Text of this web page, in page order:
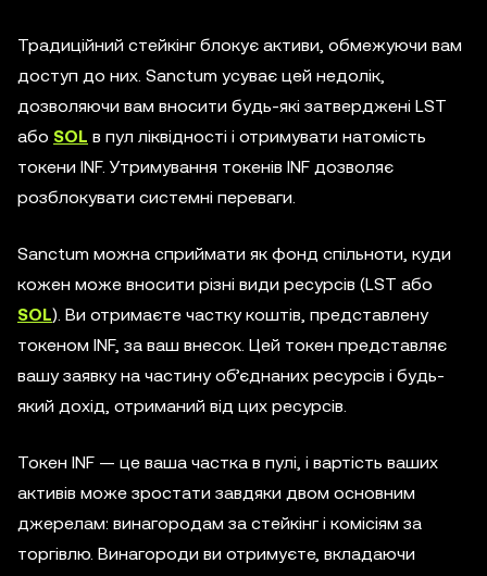
Традиційний стейкінг блокує активи, обмежуючи вам
доступ до них. Sanctum усуває цей недолік,
дозволяючи вам вносити будь-які затверджені LST
або SOL в пул ліквідності і отримувати натомість
токени INF. Утримування токенів INF дозволяє
розблокувати системні переваги.
Sanctum можна сприймати як фонд спільноти, куди
кожен може вносити різні види ресурсів (LST або
SOL). Ви отримаєте частку коштів, представлену
токеном INF, за ваш внесок. Цей токен представляє
вашу заявку на частину об’єднаних ресурсів і будь-
який дохід, отриманий від цих ресурсів.
Токен INF — це ваша частка в пулі, і вартість ваших
активів може зростати завдяки двом основним
джерелам: винагородам за стейкінг і комісіям за
торгівлю. Винагороди ви отримуєте, вкладаючи